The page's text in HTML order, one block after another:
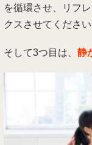
を循環させ、リフ
クスさせてください
そして3つ目は、 静